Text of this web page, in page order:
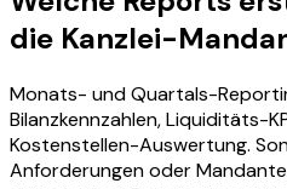
die Kanzlei-
Monats- und Quartals-
Bilanzkennzahlen, Liquiditäts-
Kostenstellen-Auswertung.
Anforderungen oder